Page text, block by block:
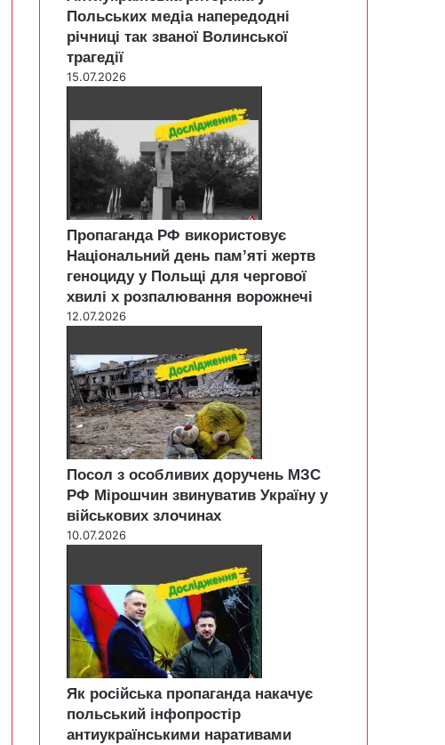
Польських медіа напередодні
річниці так званої Волинської
трагедії
15.07.2026
Пропаганда РФ використовує
Національний день пам’яті жертв
геноциду у Польщі для чергової
хвилі х розпалювання ворожнечі
12.07.2026
Посол з особливих доручень МЗС
РФ Мірошчин звинуватив Україну у
військових злочинах
10.07.2026
Як російська пропаганда накачує
польський інфопростір
антиукраїнськими наративами